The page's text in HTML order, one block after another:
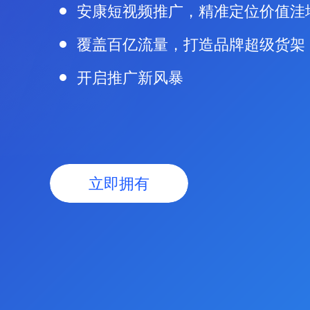
安康短视频推广，精准定位价值洼
覆盖百亿流量，打造品牌超级货架
开启推广新风暴
立即拥有